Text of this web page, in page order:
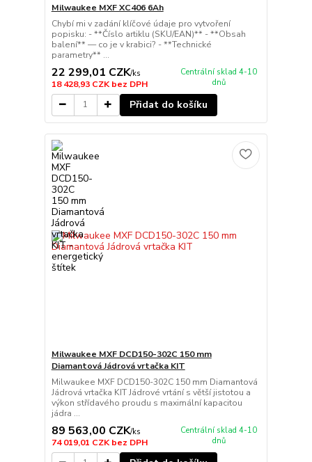
Milwaukee MXF XC406 6Ah
Chybí mi v zadání klíčové údaje pro vytvoření
popisku: - **Číslo artiklu (SKU/EAN)** - **Obsah
balení** — co je v krabici? - **Technické
parametry** ...
22 299,01 CZK/ks
18 428,93 CZKbez DPH
Centrální sklad 4-10
dnů
Přidat do košíku
Milwaukee MXF DCD150-302C 150 mm
Diamantová Jádrová vrtačka KIT
Milwaukee MXF DCD150-302C 150 mm Diamantová
Jádrová vrtačka KIT Jádrové vrtání s větší jistotou a
výkon střídavého proudu s maximální kapacitou
jádra ...
89 563,00 CZK/ks
74 019,01 CZKbez DPH
Centrální sklad 4-10
dnů